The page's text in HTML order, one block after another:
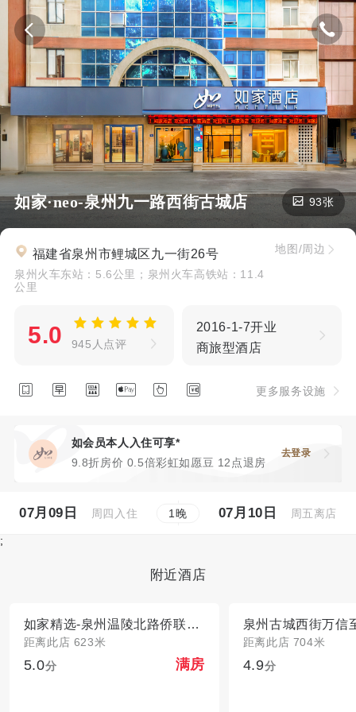
如家·neo-泉州九一路西街古城店 93张
福建省泉州市鲤城区九一街26号
泉州火车东站：5.6公里；泉州火车高铁站：11.4
公里
地图/周边
5.0 945人点评
2016-1-7开业
商旅型酒店
      更多服务设施
如会员本人入住可享*
9.8折房价 0.5倍彩虹如愿豆 12点退房
去登录
07月09日 周四入住 1晚 07月10日 周五离店
;
附近酒店
如家精选-泉州温陵北路侨联大厦店
距离此店 623米
5.0分 满房
泉州古城西街万信
距离此店 704米
4.9分